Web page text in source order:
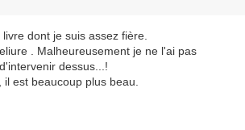
dont je suis assez fière.
. Malheureusement je ne l'ai pas
dessus...!
est beaucoup plus beau.